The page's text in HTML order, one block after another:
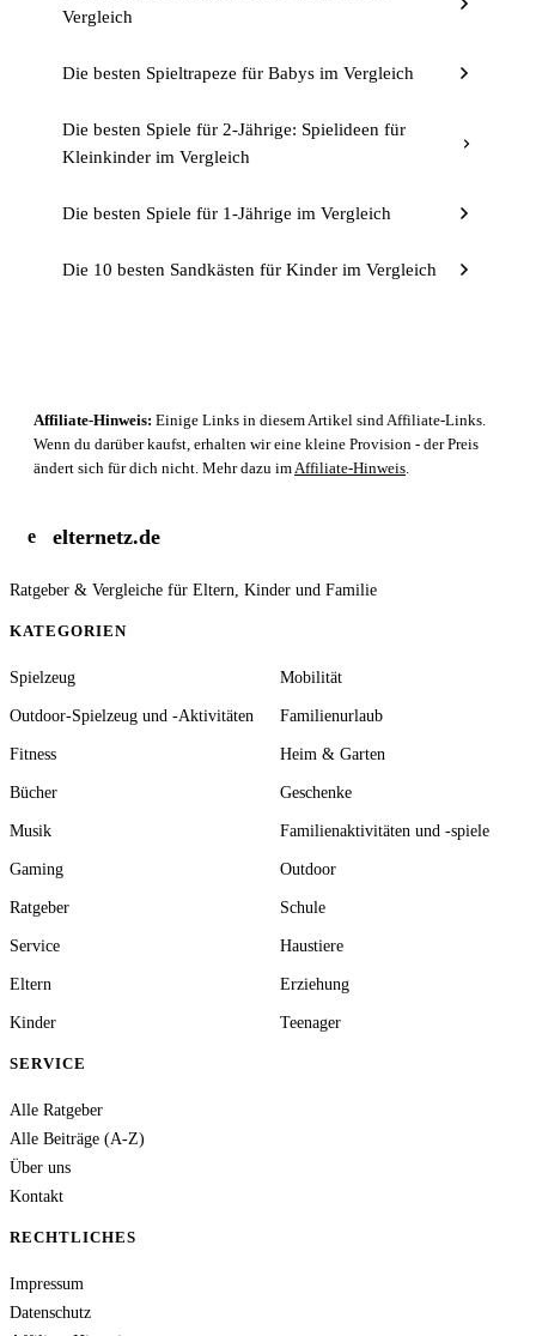
Vergleich
Die besten Spieltrapeze für Babys im Vergleich
Die besten Spiele für 2-Jährige: Spielideen für
Kleinkinder im Vergleich
Die besten Spiele für 1-Jährige im Vergleich
Die 10 besten Sandkästen für Kinder im Vergleich
Affiliate-Hinweis: Einige Links in diesem Artikel sind Affiliate-Links.
Wenn du darüber kaufst, erhalten wir eine kleine Provision - der Preis
ändert sich für dich nicht. Mehr dazu im Affiliate-Hinweis
e elternetz.de
Ratgeber & Vergleiche für Eltern, Kinder und Familie
KATEGORIEN
Spielzeug Mobilität
Outdoor-Spielzeug und -Aktivitäten Familienurlaub
Fitness Heim & Garten
Bücher Geschenke
Musik Familienaktivitäten und -spiele
Gaming Outdoor
Ratgeber Schule
Service Haustiere
Eltern Erziehung
Kinder Teenager
SERVICE
Alle Ratgeber
Alle Beiträge (A-Z)
Über uns
Kontakt
RECHTLICHES
Impressum
Datenschutz